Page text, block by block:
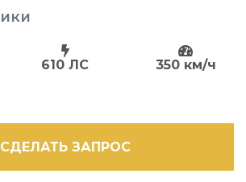
610 ЛС 350 км/ч
СДЕЛАТЬ ЗАПРОС